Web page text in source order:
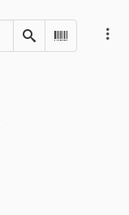
SearchScan